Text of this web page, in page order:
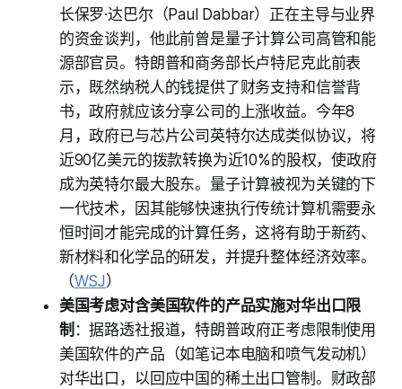
长保罗·达巴尔（Paul Dabbar）正在主导与业界
的资金谈判，他此前曾是量子计算公司高管和能
源部官员。特朗普和商务部长卢特尼克此前表
示，既然纳税人的钱提供了财务支持和信誉背
书，政府就应该分享公司的上涨收益。今年8
月，政府已与芯片公司英特尔达成类似协议，将
近90亿美元的拨款转换为近10%的股权，使政府
成为英特尔最大股东。量子计算被视为关键的下
一代技术，因其能够快速执行传统计算机需要永
恒时间才能完成的计算任务，这将有助于新药、
新材料和化学品的研发，并提升整体经济效率。
（WSJ）
美国考虑对含美国软件的产品实施对华出口限
制 ：据路透社报道，特朗普政府正考虑限制使用
美国软件的产品（如笔记本电脑和喷气发动机）
对华出口，以回应中国的稀土出口管制。财政部